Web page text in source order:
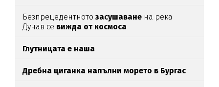
Безпрецедентнотозасушаване на река
Дунав се вижда от космоса
Глутницата е наша
Дребна циганка напълни морето в Бургас